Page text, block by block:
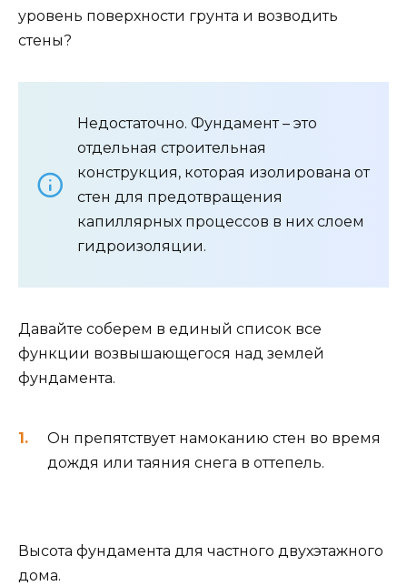
уровень поверхности грунта и возводить
стены?
Недостаточно. Фундамент – это
отдельная строительная
конструкция, которая изолирована от
стен для предотвращения
капиллярных процессов в них слоем
гидроизоляции.
Давайте соберем в единый список все
функции возвышающегося над землей
фундамента.
Он препятствует намоканию стен во время
дождя или таяния снега в оттепель.
Высота фундамента для частного двухэтажного
дома.